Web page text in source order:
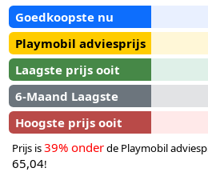
schorpioenen of voorwerpen uit het
Ahari zijn aan boord naast Arwynn
balgkanon, gifpijlen en nog veel
spannende woestijnavonturen. Het
de wielen over de grond worden
Productdetails
De Zandstormbreker heeft drie
- Een balgpistool om te laden met
worden afgevuurd door in de balg
- Een horizontaal beweegbare
Goedkoopste nu
Playmobil adviesprijs
Laagste prijs ooit
6-Maand Laagste
Hoogste prijs ooit
Prijs is39% onderde Playmobil
65,04!